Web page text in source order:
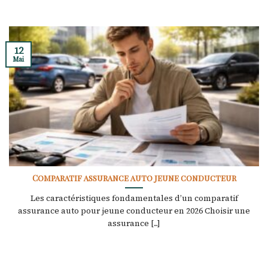
Comparatif assurance auto jeune conducteur
Les caractéristiques fondamentales d’un comparatif
assurance auto pour jeune conducteur en 2026 Choisir une
assurance [...]
12
Mai